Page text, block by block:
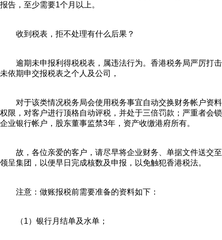
报告，至少需要1个月以上。
收到税表，拒不处理有什么后果？
逾期未申报利得税税表，属违法行为。香港税务局严厉打击
未依期申交报税表之个人及公司，
对于该类情况税务局会使用税务事宜自动交换财务帐户资料
权限，对客户进行顶格自动评税，并处于三倍罚款；严重者会锁
企业银行帐户，股东董事监禁3年，资产收缴港府所有。
故，各位亲爱的客户，请尽早将企业财务、单据文件送交至
领呈集团，以便早日完成核数及申报，以免触犯香港税法。
注意：做账报税前需要准备的资料如下：
（1）银行月结单及水单；